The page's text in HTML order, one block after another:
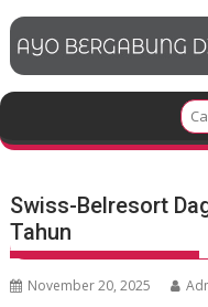
e
t
Swiss-Belresort
Tahun
November 20, 2025